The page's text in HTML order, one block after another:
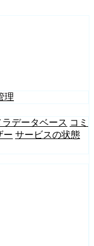
理
ラデータベース コミ
ー サービスの状態